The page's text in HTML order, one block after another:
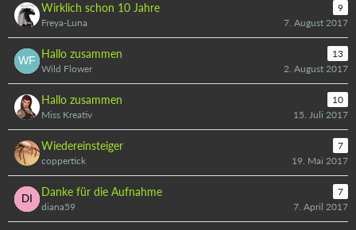
Wirklich schon 10 Jahre
9
Freya-Luna
7. August 2017
Hallo zusammen
13
Wild Flower
2. August 2017
Hallo zusammen
10
Miss Kreativ
15. Juli 2017
Wiedereinsteiger
7
coppertick
19. Mai 2017
Danke für die Aufnahme
7
diana59
7. April 2017